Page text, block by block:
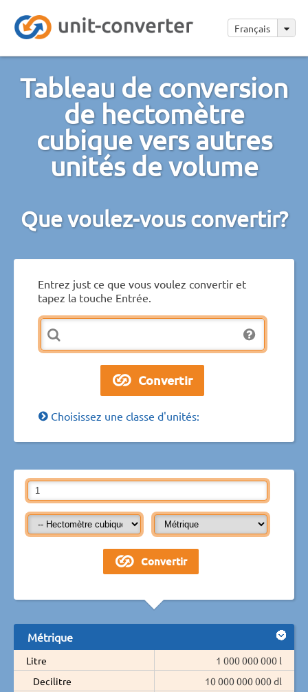
Français
Tableau de conversion
de hectomètre
cubique vers autres
unités de volume
Que voulez-vous convertir?
Entrez just ce que vous voulez convertir et
tapez la touche Entrée.
Choisissez une classe d'unités:
Métrique
Litre
1 000 000 000 l
Decilitre
10 000 000 000 dl